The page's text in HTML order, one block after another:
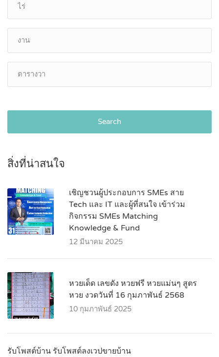
Search
สิ่งที่น่าสนใจ
เชิญชวนผู้ประกอบการ SMEs สาย
Tech และ IT และผู้ที่สนใจ เข้าร่วม
กิจกรรม SMEs Matching
Knowledge & Fund
12 มีนาคม 2025
หวยเด็ด เลขดัง หวยฟรี หวยแม่นๆ สูตร
หวย งวดวันที่ 16 กุมภาพันธ์ 2568
10 กุมภาพันธ์ 2025
รับโพสต์บ้าน รับโพสต์ลงเวปขายบ้าน